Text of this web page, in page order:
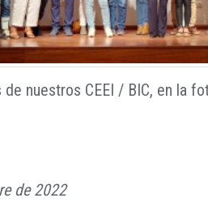
nuestros CEEI / BIC, en la
de 2022